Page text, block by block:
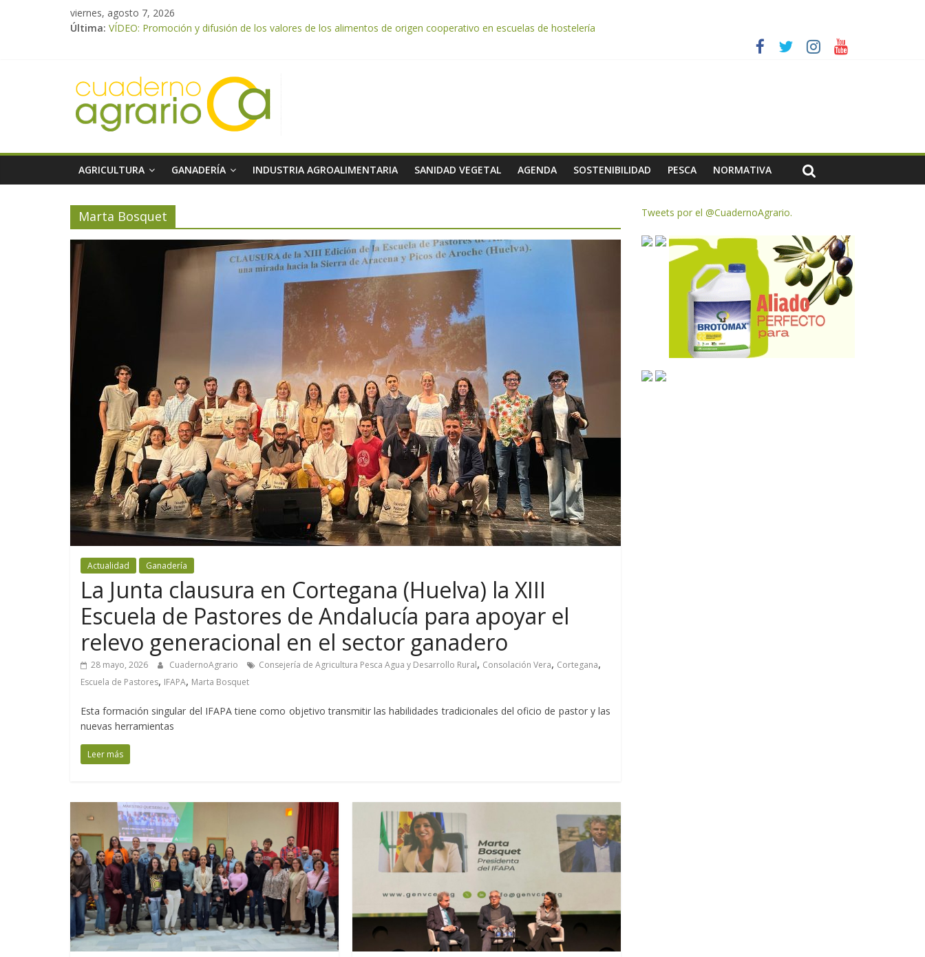
viernes, agosto 7, 2026
Última: VÍDEO: Promoción y difusión de los valores de los alimentos de origen cooperativo en escuelas de hostelería
El Ministerio de Agricultura, Pesca y Alimentación impulsa un nuevo protocolo de certificación del ibérico para reforzar la seguridad y la transparencia del sector
ASAJA Almería: las primeras recolecciones de almendra confirman una cosecha desigual marcada por las inclemencias meteorológicas y la incertidumbre en los precios
El Ministerio de Agricultura, Pesca y Alimentación autoriza el pago de 85 millones adicionales de ayudas de la PAC de remanentes disponibles
AGRICULTURA GANADERÍA INDUSTRIA AGROALIMENTARIA SANIDAD VEGETAL AGENDA SOSTENIBILIDAD PESCA NORMATIVA
Marta Bosquet
Actualidad Ganadería
La Junta clausura en Cortegana (Huelva) la XIII
Escuela de Pastores de Andalucía para apoyar el
relevo generacional en el sector ganadero
28 mayo, 2026 CuadernoAgrario Consejería de Agricultura Pesca Agua y Desarrollo Rural, Consolación Vera, Cortegana,
Escuela de Pastores, IFAPA, Marta Bosquet
Esta formación singular del IFAPA tiene como objetivo transmitir las habilidades tradicionales del oficio de pastor y las
nuevas herramientas
Leer más
Tweets por el @CuadernoAgrario.